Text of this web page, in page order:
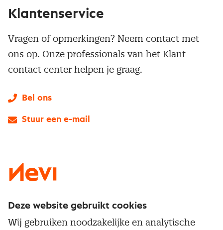
Klantenservice
Vragen of opmerkingen? Neem contact met
ons op. Onze professionals van het Klant
contact center helpen je graag.
Bel ons
Stuur een e-mail
Deze website gebruikt cookies
Wij gebruiken noodzakelijke en analytische